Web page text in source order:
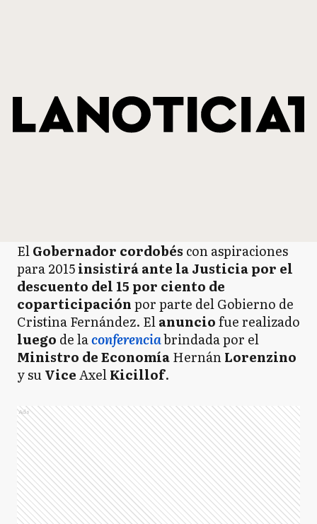
ElGobernador cordobés con aspiraciones
para 2015insistirá ante la Justicia por el
descuento del 15 por ciento de
coparticipaciónpor parte del Gobierno de
Cristina Fernández. Elanunciofue realizado
luego de laconferenciabrindada por el
Ministro de EconomíaHernánLorenzino
y suViceAxelKicillof.
Ads